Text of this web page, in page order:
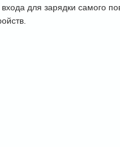
для зарядки самого